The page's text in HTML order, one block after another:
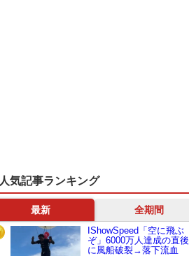
人気記事ランキング
最新 全期間
IShowSpeed「空に飛ぶ
ぞ」6000万人達成の直後
に風船破裂→落下流血